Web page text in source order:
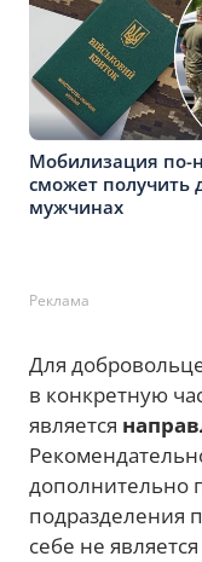
Мобилизация по-
сможет получить
мужчинах
Реклама
Для
в конкретную
является
дополнительно
подразделения
себе не